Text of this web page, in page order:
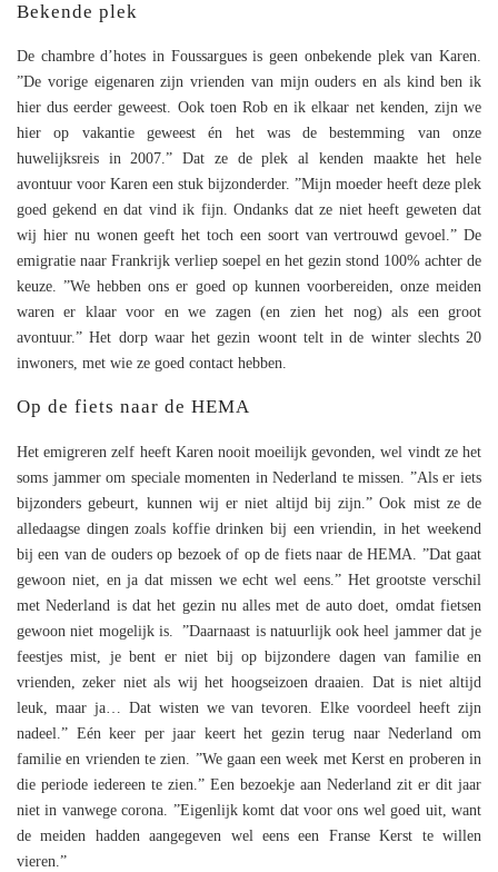
Bekende plek
De chambre d’hotes in Foussargues is geen onbekende plek van Karen.
”De vorige eigenaren zijn vrienden van mijn ouders en als kind ben ik
hier dus eerder geweest. Ook toen Rob en ik elkaar net kenden, zijn we
hier op vakantie geweest én het was de bestemming van onze
huwelijksreis in 2007.” Dat ze de plek al kenden maakte het hele
avontuur voor Karen een stuk bijzonderder. ”Mijn moeder heeft deze plek
goed gekend en dat vind ik fijn. Ondanks dat ze niet heeft geweten dat
wij hier nu wonen geeft het toch een soort van vertrouwd gevoel.” De
emigratie naar Frankrijk verliep soepel en het gezin stond 100% achter de
keuze. ”We hebben ons er goed op kunnen voorbereiden, onze meiden
waren er klaar voor en we zagen (en zien het nog) als een groot
avontuur.” Het dorp waar het gezin woont telt in de winter slechts 20
inwoners, met wie ze goed contact hebben.
Op de fiets naar de HEMA
Het emigreren zelf heeft Karen nooit moeilijk gevonden, wel vindt ze het
soms jammer om speciale momenten in Nederland te missen. ”Als er iets
bijzonders gebeurt, kunnen wij er niet altijd bij zijn.” Ook mist ze de
alledaagse dingen zoals koffie drinken bij een vriendin, in het weekend
bij een van de ouders op bezoek of op de fiets naar de HEMA. ”Dat gaat
gewoon niet, en ja dat missen we echt wel eens.” Het grootste verschil
met Nederland is dat het gezin nu alles met de auto doet, omdat fietsen
gewoon niet mogelijk is. ”Daarnaast is natuurlijk ook heel jammer dat je
feestjes mist, je bent er niet bij op bijzondere dagen van familie en
vrienden, zeker niet als wij het hoogseizoen draaien. Dat is niet altijd
leuk, maar ja… Dat wisten we van tevoren. Elke voordeel heeft zijn
nadeel.” Eén keer per jaar keert het gezin terug naar Nederland om
familie en vrienden te zien. ”We gaan een week met Kerst en proberen in
die periode iedereen te zien.” Een bezoekje aan Nederland zit er dit jaar
niet in vanwege corona. ”Eigenlijk komt dat voor ons wel goed uit, want
de meiden hadden aangegeven wel eens een Franse Kerst te willen
vieren.”